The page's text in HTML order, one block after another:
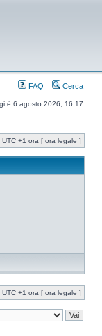
FAQ Cerca
è 6 agosto 2026, 16:17
UTC +1 ora [ ora legale ]
UTC +1 ora [ ora legale ]